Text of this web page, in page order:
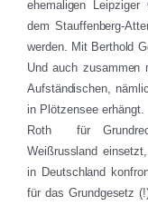
ehemaligen Leipziger
dem Stauffenberg-
werden. Mit Berthold
Und auch zusammen
Aufständischen,
in Plötzensee
Roth für
Weißrussland
in Deutschland
für das Grundgesetz